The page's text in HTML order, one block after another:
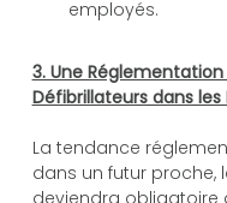
employés.
3. Une
Défibrillateurs dans les
La tendance
dans un futur proche,
deviendra obligatoire